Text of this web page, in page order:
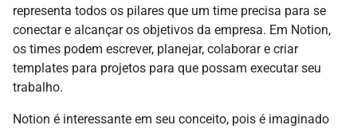
representa todos os pilares que um time precisa para se
conectar e alcançar os objetivos da empresa. Em Notion,
os times podem escrever, planejar, colaborar e criar
templates para projetos para que possam executar seu
trabalho.
Notion é interessante em seu conceito, pois é imaginado